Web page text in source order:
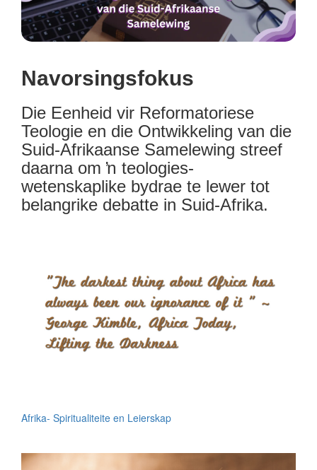
Navorsingsfokus
Die Eenheid vir Reformatoriese
Teologie en die Ontwikkeling van die
Suid-Afrikaanse Samelewing streef
daarna om ŉ teologies-
wetenskaplike bydrae te lewer tot
belangrike debatte in Suid-Afrika.
Afrika- Spiritualiteite en Leierskap